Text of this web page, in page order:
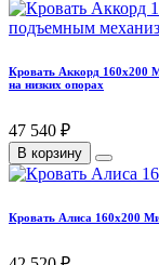
Кровать Аккорд 160х200
на низких опорах
47 540 ₽
В корзину
Кровать Алиса 160х200